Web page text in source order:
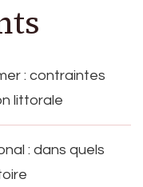
: contraintes
littorale
: dans quels